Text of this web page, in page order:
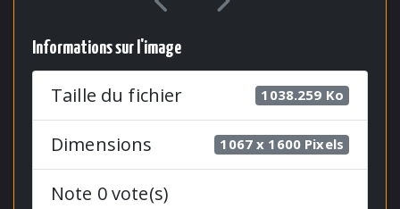
Informations sur l'image
Taille du fichier 1038.259 Ko
Dimensions 1067 x 1600 Pixels
Note 0 vote(s)